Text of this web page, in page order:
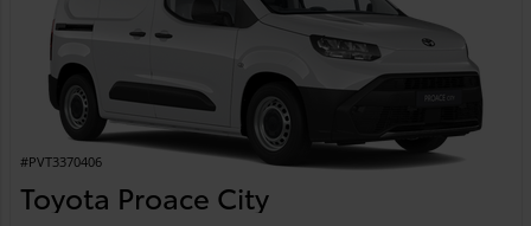
#PVT3370406
Toyota Proace City